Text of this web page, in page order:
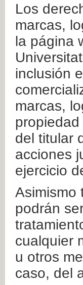
Los
marcas,
la página
inclusión
marcas,
del titular
acciones
ejercicio
Asimismo
podrán
cualquier
u otros
caso, del